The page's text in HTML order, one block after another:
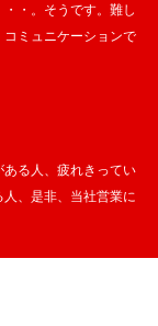
・。そうです。難し
ミュニケーションで
る人、疲れきってい
、是非、当社営業に